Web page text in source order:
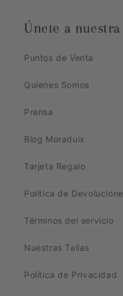
Únete a
Puntos de Venta
Quienes Somos
Prensa
Blog Moraduix
Tarjeta Regalo
Política de
Términos del servicio
Nuestras Tallas
Política de Privacidad